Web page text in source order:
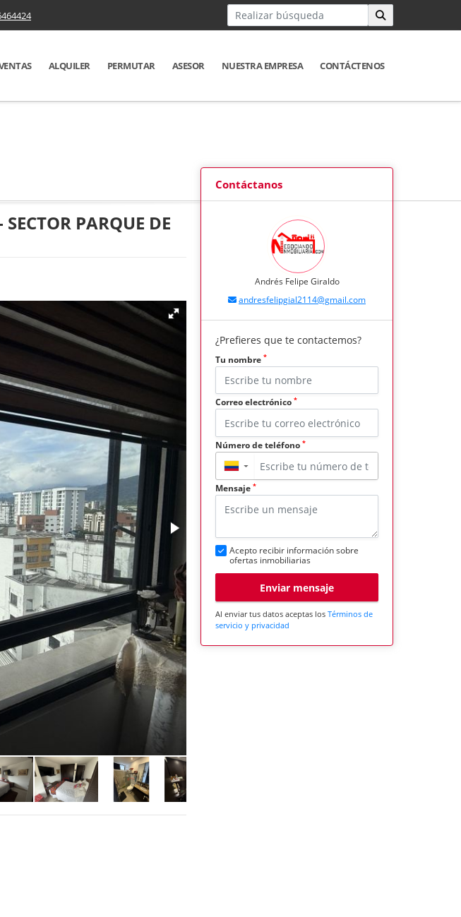
ALQUILER PERMUTAR ASESOR NUESTRA EMPRESA CONTÁCTENOS
PARQUE DE
Contáctanos
Andrés Felipe Giraldo
andresfelipgial2114@gmail.com
¿Prefieres que te contactemos?
Tu nombre *
Correo electrónico *
Número de teléfono *
▼
Mensaje *
Acepto recibir información sobre
ofertas inmobiliarias
Enviar mensaje
Al enviar tus datos aceptas los Términos de
servicio y privacidad